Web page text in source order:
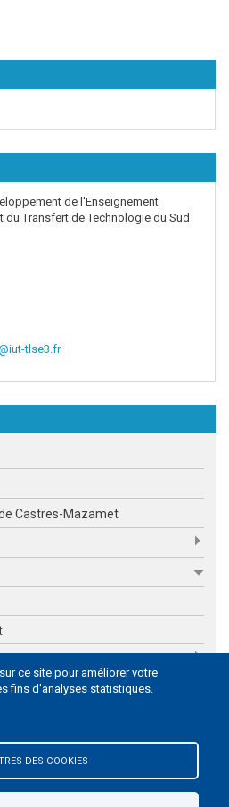
ce site pour améliorer votre
fins d'analyses statistiques.
DES COOKIES
Castres-Mazamet
de l'Enseignement
du Transfert de Technologie du Sud
tlse3.fr